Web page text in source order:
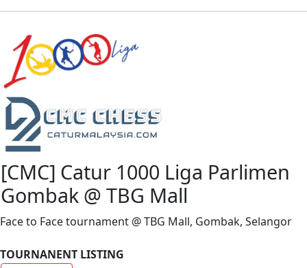
[CMC] Catur 1000 Liga Parlimen
Gombak @ TBG Mall
Face to Face tournament @ TBG Mall, Gombak, Selangor
TOURNANENT LISTING